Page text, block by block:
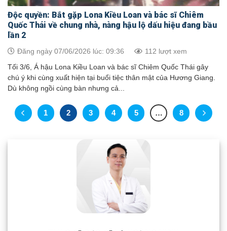
Độc quyền: Bắt gặp Lona Kiều Loan và bác sĩ Chiêm
Quốc Thái về chung nhà, nàng hậu lộ dấu hiệu đang bầu
lần 2
Đăng ngày 07/06/2026 lúc: 09:36 112 lượt xem
Tối 3/6, Á hậu Lona Kiều Loan và bác sĩ Chiêm Quốc Thái gây
chú ý khi cùng xuất hiện tại buổi tiệc thân mật của Hương Giang.
Dù không ngồi cùng bàn nhưng cả...
1 2 3 4 5 … 8